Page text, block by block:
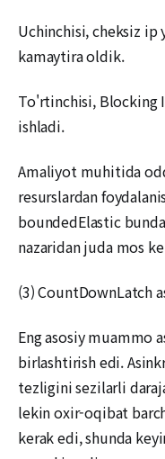
Uchinchisi, cheksiz ip
kamaytira oldik.
To'rtinchisi, Blocking
ishladi.
Amaliyot muhitida
resurslardan
boundedElastic
nazaridan juda mos
(3) CountDownLatch
Eng asosiy muammo
birlashtirish edi.
tezligini sezilarli
lekin oxir-oqibat
kerak edi, shunda